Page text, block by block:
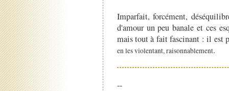
Imparfait, forcément,
d'amour un peu banale et ces
mais tout à fait fascinant : il est
en les violentant, raisonnablement.
--